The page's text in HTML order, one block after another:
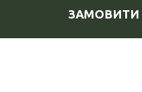
ЗАМОВИТИ